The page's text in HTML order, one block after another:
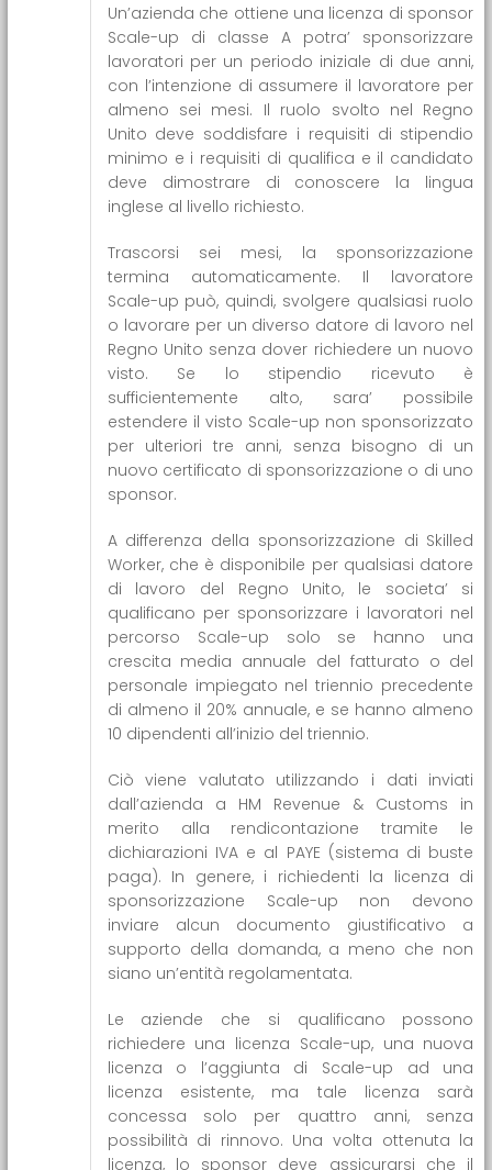
Un’azienda che ottiene una licenza di sponsor
Scale-up di classe A potra’ sponsorizzare
lavoratori per un periodo iniziale di due anni,
con l’intenzione di assumere il lavoratore per
almeno sei mesi. Il ruolo svolto nel Regno
Unito deve soddisfare i requisiti di stipendio
minimo e i requisiti di qualifica e il candidato
deve dimostrare di conoscere la lingua
inglese al livello richiesto.
Trascorsi sei mesi, la sponsorizzazione
termina automaticamente. Il lavoratore
Scale-up può, quindi, svolgere qualsiasi ruolo
o lavorare per un diverso datore di lavoro nel
Regno Unito senza dover richiedere un nuovo
visto. Se lo stipendio ricevuto è
sufficientemente alto, sara’ possibile
estendere il visto Scale-up non sponsorizzato
per ulteriori tre anni, senza bisogno di un
nuovo certificato di sponsorizzazione o di uno
sponsor.
A differenza della sponsorizzazione di Skilled
Worker, che è disponibile per qualsiasi datore
di lavoro del Regno Unito, le societa’ si
qualificano per sponsorizzare i lavoratori nel
percorso Scale-up solo se hanno una
crescita media annuale del fatturato o del
personale impiegato nel triennio precedente
di almeno il 20% annuale, e se hanno almeno
10 dipendenti all’inizio del triennio.
Ciò viene valutato utilizzando i dati inviati
dall’azienda a HM Revenue & Customs in
merito alla rendicontazione tramite le
dichiarazioni IVA e al PAYE (sistema di buste
paga). In genere, i richiedenti la licenza di
sponsorizzazione Scale-up non devono
inviare alcun documento giustificativo a
supporto della domanda, a meno che non
siano un’entità regolamentata.
Le aziende che si qualificano possono
richiedere una licenza Scale-up, una nuova
licenza o l’aggiunta di Scale-up ad una
licenza esistente, ma tale licenza sarà
concessa solo per quattro anni, senza
possibilità di rinnovo. Una volta ottenuta la
licenza, lo sponsor deve assicurarsi che il